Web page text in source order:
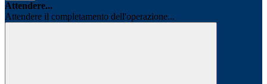
Attendere...
Attendere il completamento dell'operazione...